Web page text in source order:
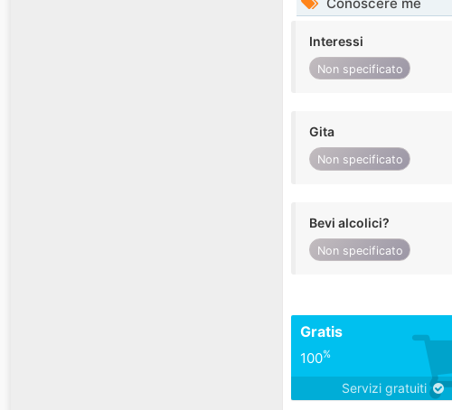
Interessi
Non specificato
Gita
Non specificato
Bevi alcolici?
Non specificato
Gratis
100%
Servizi gratuiti